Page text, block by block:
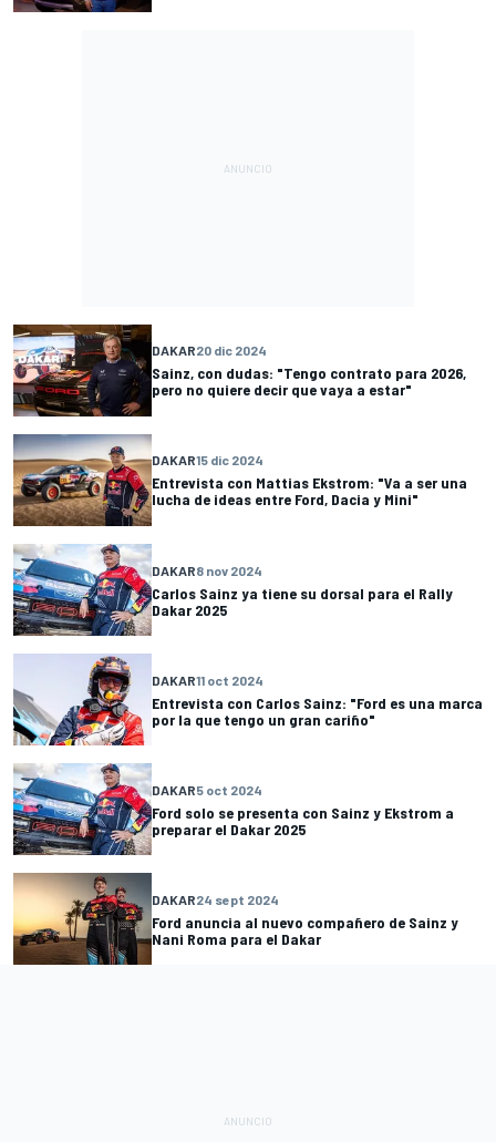
DAKAR20 dic 2024
Sainz, con dudas: "Tengo contrato para 2026,
pero no quiere decir que vaya a estar"
DAKAR15 dic 2024
Entrevista con Mattias Ekstrom: "Va a ser una
lucha de ideas entre Ford, Dacia y Mini"
DAKAR8 nov 2024
Carlos Sainz ya tiene su dorsal para el Rally
Dakar 2025
DAKAR11 oct 2024
Entrevista con Carlos Sainz: "Ford es una marca
por la que tengo un gran cariño"
DAKAR5 oct 2024
Ford solo se presenta con Sainz y Ekstrom a
preparar el Dakar 2025
DAKAR24 sept 2024
Ford anuncia al nuevo compañero de Sainz y
Nani Roma para el Dakar